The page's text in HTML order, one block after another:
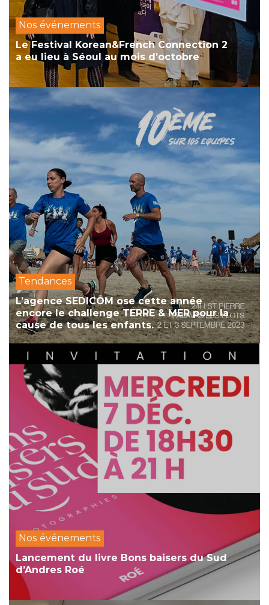
Nos événements
Le Festival Korean&French Connection 2
a eu lieu à Séoul au mois d’octobre
Tendances
L’agence SEDICOM ose cette année
encore le challenge TERRE & MER pour la
cause de tous les enfants.
Nos événements
Lancement du livre Bons baisers du Sud
d’Andres Roé